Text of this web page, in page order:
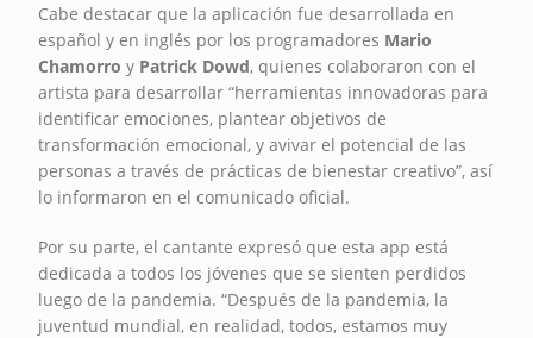
Cabe destacar que la aplicación fue desarrollada en
español y en inglés por los programadores Mario
Chamorro y Patrick Dowd, quienes colaboraron con el
artista para desarrollar “herramientas innovadoras para
identificar emociones, plantear objetivos de
transformación emocional, y avivar el potencial de las
personas a través de prácticas de bienestar creativo”, así
lo informaron en el comunicado oficial.
Por su parte, el cantante expresó que esta app está
dedicada a todos los jóvenes que se sienten perdidos
luego de la pandemia. “Después de la pandemia, la
juventud mundial, en realidad, todos, estamos muy